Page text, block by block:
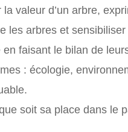
la valeur d’un arbre,
les arbres et
faisant le bilan de
: écologie,
soit sa place dans le